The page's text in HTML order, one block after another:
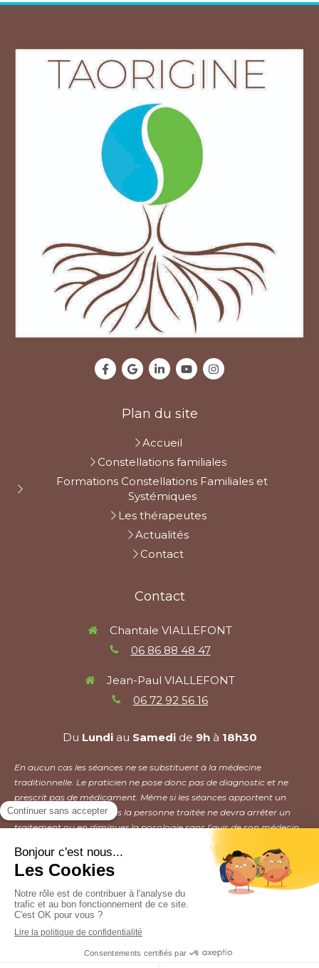
Plan du site
Accueil
Constellations familiales
Formations Constellations Familiales et
Systémiques
Les thérapeutes
Actualités
Contact
Contact
Chantale VIALLEFONT
06 86 88 48 47
Jean-Paul VIALLEFONT
06 72 92 56 16
Du Lundiau Samedide 9hà 18h30
En aucun cas les séances ne se substituent à la médecine
traditionnelle. Le praticien ne pose donc pas de diagnostic et ne
prescrit pas de médicament. Même si les séances apportent un
mieux être, en aucun cas la personne traitée ne devra arrêter un
traitement ou en diminuer la posologie sans l’avis de son médecin.
Mentions légales
Création et référencement du site par Simplébo